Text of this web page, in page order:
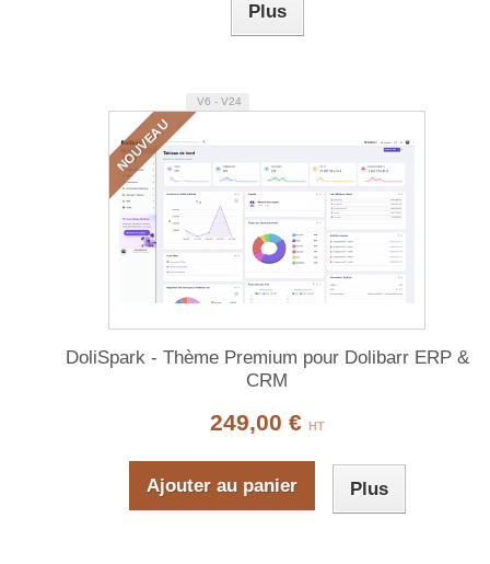
Plus
NOUVEAU
V6 - V24
DoliSpark - Thème Premium pour Dolibarr ERP &
CRM
249,00 € HT
Ajouter au panier Plus